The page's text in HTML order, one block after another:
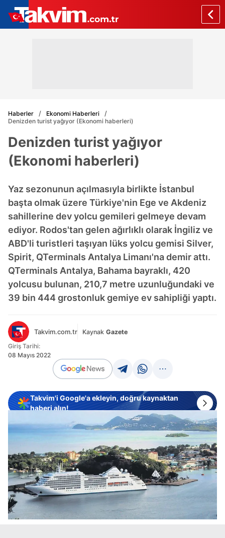
Haberler
Ekonomi Haberleri
Denizden turist yağıyor (Ekonomi haberleri)
Denizden turist yağıyor
(Ekonomi haberleri)
Yaz sezonunun açılmasıyla birlikte İstanbul
başta olmak üzere Türkiye'nin Ege ve Akdeniz
sahillerine dev yolcu gemileri gelmeye devam
ediyor. Rodos'tan gelen ağırlıklı olarak İngiliz ve
ABD'li turistleri taşıyan lüks yolcu gemisi Silver,
Spirit, QTerminals Antalya Limanı'na demir attı.
QTerminals Antalya, Bahama bayraklı, 420
yolcusu bulunan, 210,7 metre uzunluğundaki ve
39 bin 444 grostonluk gemiye ev sahipliği yaptı.
Takvim.com.tr Kaynak Gazete
Giriş Tarihi:
08 Mayıs 2022
Takvim'i Google'a ekleyin, doğru kaynaktan
haberi alın!